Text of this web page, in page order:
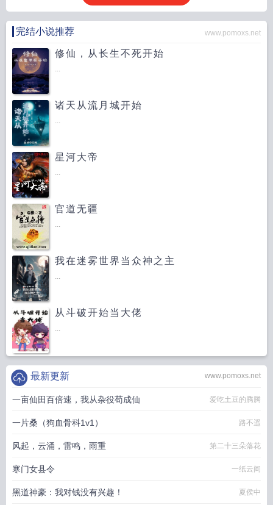
完结小说推荐 www.pomoxs.net
修仙，从长生不死开始
...
诸天从流月城开始
...
星河大帝
...
官道无疆
...
我在迷雾世界当众神之主
...
从斗破开始当大佬
...
www.pomoxs.net
最新更新
一亩仙田百倍速，我从杂役苟成仙 爱吃土豆的腾腾
一片桑（狗血骨科1v1） 路不遥
风起，云涌，雷鸣，雨重 第二十三朵落花
寒门女县令 一纸云间
黑道神豪：我对钱没有兴趣！ 夏侯中